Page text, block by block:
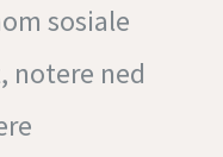
sosiale
notere ned